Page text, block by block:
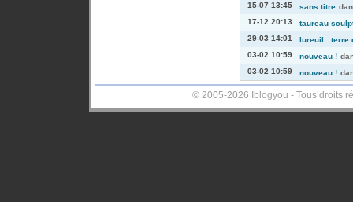
15-07 13:45
sans titre
17-12 20:13
taureau
29-03 14:01
lureuil : terre
03-02 10:59
nouveau !
03-02 10:59
nouveau !
© 2005-2026 Iblogyou - Tous droits